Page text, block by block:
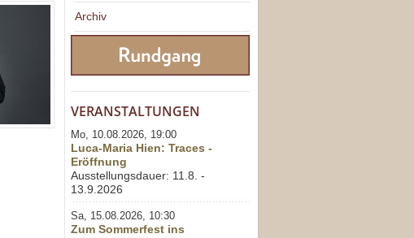
Archiv
VERANSTALTUNGEN
Mo, 10.08.2026, 19:00
Luca-Maria Hien: Traces -
Eröffnung
Ausstellungsdauer: 11.8. -
13.9.2026
Sa, 15.08.2026, 10:30
Zum Sommerfest ins